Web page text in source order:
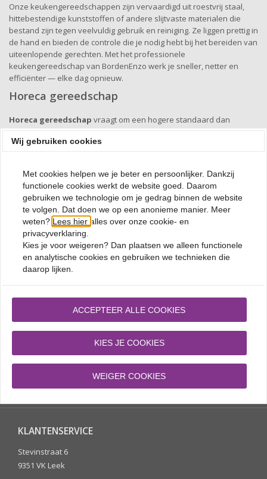
Onze keukengereedschappen zijn vervaardigd uit roestvrij staal,
hittebestendige kunststoffen of andere slijtvaste materialen die
bestand zijn tegen veelvuldig gebruik en reiniging. Ze liggen prettig in
de hand en bieden de controle die je nodig hebt bij het bereiden van
uiteenlopende gerechten. Met het professionele
keukengereedschap van BordenEnzo werk je sneller, netter en
efficiënter — elke dag opnieuw.
Horeca gereedschap
Horeca gereedschap vraagt om een hogere standaard dan
standaard keukenspullen. In de professionele keuken draait alles
om snelheid, precisie en betrouwbaarheid — en dat begint bij goed
meer. Binnen het assortiment garde vind je producten die speciaal
zijn ontworpen voor chefs en keukenpersoneel die niets aan het
toeval willen overlaten.
Onze horeca gereedschappen zijn gemaakt van stevige,
hygiënische materialen die eenvoudig te reinigen zijn en bestand
tegen dagelijks intensief gebruik. Of je nu op zoek bent naar een
fijne garde voor sauzen of een stevige klopper voor desserts, je
vindt bij ons altijd een oplossing die past bij jouw keukenproces. Kies

 Gratis verzending vanaf € 70
Verzekerd verzonden tegen schade
 100 dagen retourrecht
KLANTENSERVICE
Stevinstraat 6
9351 VK Leek
Wij gebruiken cookies
Met cookies helpen we je beter en persoonlijker. Dankzij
functionele cookies werkt de website goed. Daarom
gebruiken we technologie om je gedrag binnen de website
te volgen. Dat doen we op een anonieme manier. Meer
weten? Lees hier alles over onze cookie- en
privacyverklaring.
Kies je voorweigeren? Dan plaatsen we alleen functionele
en analytische cookies en gebruiken we technieken die
daarop lijken.
ACCEPTEER ALLE COOKIES
KIES JE COOKIES
WEIGER COOKIES